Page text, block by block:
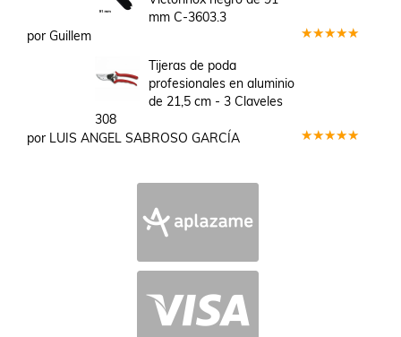
mm C-3603.3
por Guillem
Tijeras de poda
profesionales en aluminio
de 21,5 cm - 3 Claveles
308
por LUIS ANGEL SABROSO GARCÍA